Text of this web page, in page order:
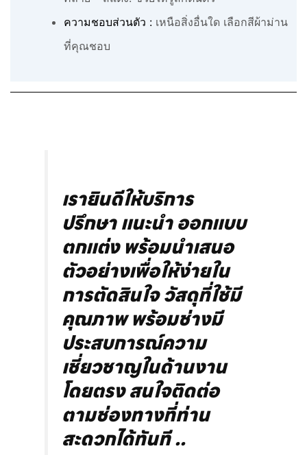
ความชอบส่วนตัว : เหนือสิ่งอื่นใด เลือกสีผ้าม่าน
ที่คุณชอบ
เรายินดีให้บริการ
ปรึกษา แนะนำ ออกแบบ
ตกแต่ง พร้อมนำเสนอ
ตัวอย่างเพื่อให้ง่ายใน
การตัดสินใจ วัสดุที่ใช้มี
คุณภาพ พร้อมช่างมี
ประสบการณ์ความ
เชี่ยวชาญในด้านงาน
โดยตรง สนใจติดต่อ
ตามช่องทางที่ท่าน
สะดวกได้ทันที ..